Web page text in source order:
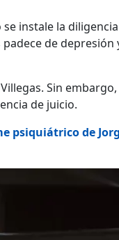
instale la
de
Sin
de juicio.
de